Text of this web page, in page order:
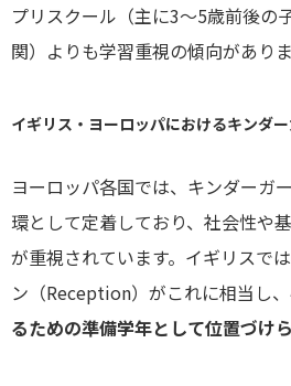
プリスクール（主に3〜5歳前後の
関）よりも学習重視の傾向がありま
イギリス・ヨーロッパにおけるキンダ
ヨーロッパ各国では、キンダーガ
環として定着しており、社会性や
が重視されています。イギリスで
ン（Reception）がこれに相当し、
るための準備学年として位置づけ